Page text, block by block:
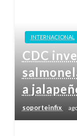
INTERNACIONAL
CDC
a
soporteinfix